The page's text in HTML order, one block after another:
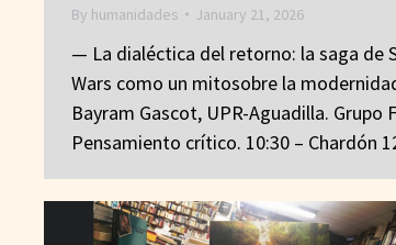
By humanidades January 21, 2026
— La dialéctica del retorno: la saga de
Wars como un mitosobre la
Bayram Gascot, UPR-Aguadilla. Grupo
Pensamiento crítico. 10:30 – Chardón